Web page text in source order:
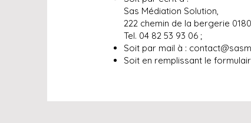
Sas Médiation Solution,
222 chemin de la bergerie
Tel. 04 82 53 93 06 ;
Soit par mail à :
Soit en remplissant le